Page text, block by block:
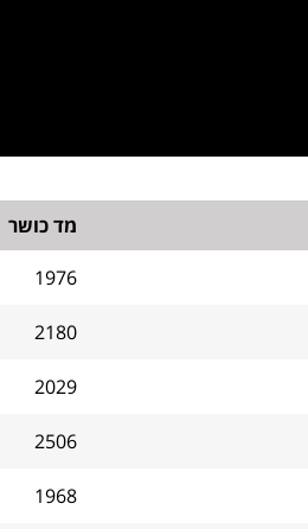
מד כושר
1976
2180
2029
2506
1968